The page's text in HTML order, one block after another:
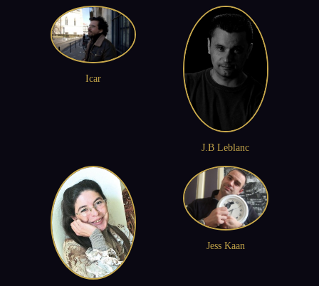
Icar
J.B Leblanc
Jess Kaan